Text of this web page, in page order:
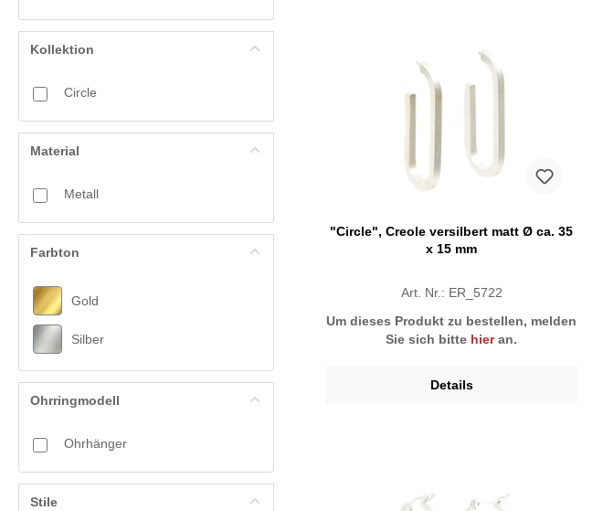
Kollektion
Circle
Material
Metall
Farbton
Gold
Silber
Ohrringmodell
Ohrhänger
Stile
"Circle", Creole versilbert matt Ø ca. 35
x 15 mm
Art. Nr.: ER_5722
Um dieses Produkt zu bestellen, melden
Sie sich bitte hieran.
Details